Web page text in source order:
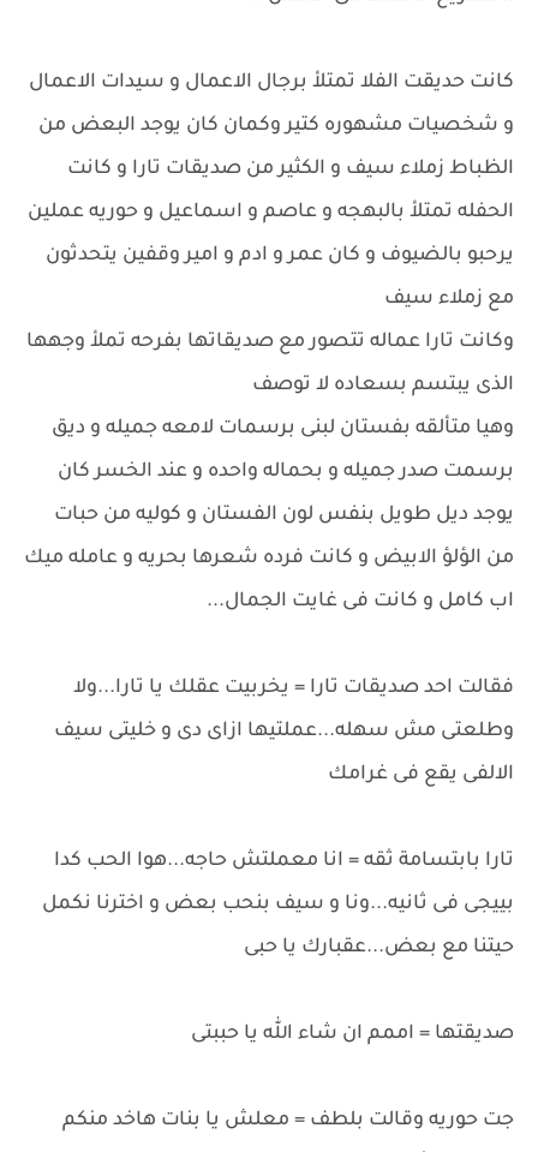
كانت حديقت الفلا تمتلأ برجال الاعمال و سيدات الاعمال
و شخصيات مشهوره كتير وكمان كان يوجد البعض من
الظباط زملاء سيف و الكثير من صديقات تارا و كانت
الحفله تمتلأ بالبهجه و عاصم و اسماعيل و حوريه عملين
يرحبو بالضيوف و كان عمر و ادم و امير وقفين يتحدثون
مع زملاء سيف
وكانت تارا عماله تتصور مع صديقاتها بفرحه تملأ وجهها
الذى يبتسم بسعاده لا توصف
وهيا متألقه بفستان لبنى برسمات لامعه جميله و ديق
برسمت صدر جميله و بحماله واحده و عند الخسر كان
يوجد ديل طويل بنفس لون الفستان و كوليه من حبات
من الؤلؤ الابيض و كانت فرده شعرها بحريه و عامله ميك
اب كامل و كانت فى غايت الجمال...
فقالت احد صديقات تارا = يخربيت عقلك يا تارا...ولا
وطلعتى مش سهله...عملتيها ازاى دى و خليتى سيف
الالفى يقع فى غرامك
تارا بابتسامة ثقه = انا معملتش حاجه...هوا الحب كدا
بييجى فى ثانيه...ونا و سيف بنحب بعض و اخترنا نكمل
حيتنا مع بعض...عقبارك يا حبى
صديقتها = اممم ان شاء الله يا حببتى
جت حوريه وقالت بلطف = معلش يا بنات هاخد منكم